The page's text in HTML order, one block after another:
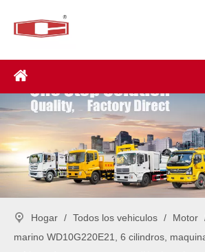
Hogar / Todos los vehiculos / Motor
marino WD10G220E21, 6 cilindros,